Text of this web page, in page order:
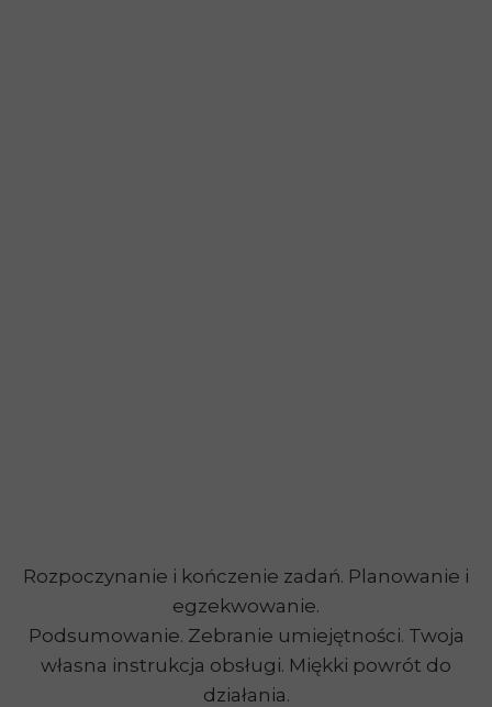
Rozpoczynanie i kończenie zadań. Planowanie i
egzekwowanie.
Podsumowanie. Zebranie umiejętności. Twoja
własna instrukcja obsługi. Miękki powrót do
działania.